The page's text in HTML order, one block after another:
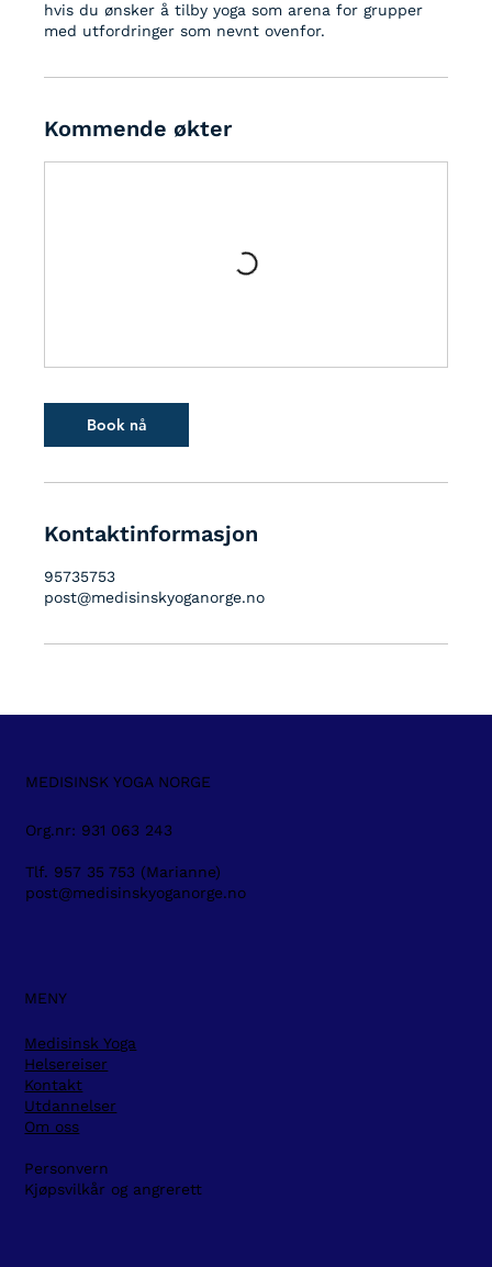
hvis du ønsker å tilby yoga som arena for grupper
med utfordringer som nevnt ovenfor.
Kommende økter
Book nå
Kontaktinformasjon
95735753
post@medisinskyoganorge.no
MEDISINSK YOGA NORGE
Org.nr: 931 063 243
Tlf. 957 35 753 (Marianne)
post@medisinskyoganorge.no
MENY
Medisinsk Yoga
Helsereiser
Kontakt
Utdannelser
Om oss
Personvern
Kjøpsvilkår og angrerett